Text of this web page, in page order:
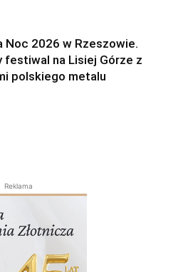
Noc 2026 w Rzeszowie.
festiwal na Lisiej Górze z
polskiego metalu
Reklama